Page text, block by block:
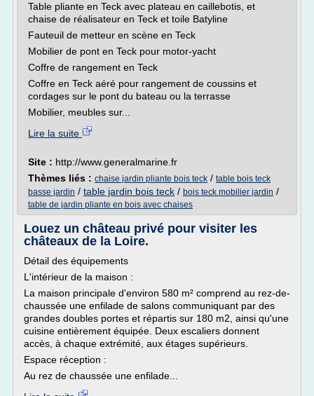
Table pliante en Teck avec plateau en caillebotis, et
chaise de réalisateur en Teck et toile Batyline
Fauteuil de metteur en scène en Teck
Mobilier de pont en Teck pour motor-yacht
Coffre de rangement en Teck
Coffre en Teck aéré pour rangement de coussins et
cordages sur le pont du bateau ou la terrasse
Mobilier, meubles sur...
Lire la suite
Site : http://www.generalmarine.fr
Thèmes liés : chaise jardin pliante bois teck / table bois teck
basse jardin / table jardin bois teck / bois teck mobilier jardin /
table de jardin pliante en bois avec chaises
Louez un château privé pour visiter les
châteaux de la Loire.
Détail des équipements
L'intérieur de la maison :
La maison principale d'environ 580 m² comprend au rez-de-
chaussée une enfilade de salons communiquant par des
grandes doubles portes et répartis sur 180 m2, ainsi qu'une
cuisine entièrement équipée. Deux escaliers donnent
accès, à chaque extrémité, aux étages supérieurs.
Espace réception :
Au rez de chaussée une enfilade...